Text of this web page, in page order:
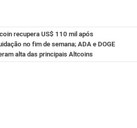
recupera US$ 110 mil após
no fim de semana; ADA e DOGE
alta das principais Altcoins